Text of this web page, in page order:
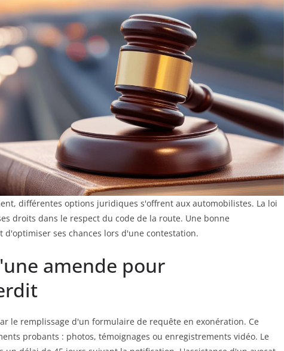
différentes options juridiques s'offrent aux automobilistes. La loi
droits dans le respect du code de la route. Une bonne
ses chances lors d'une contestation.
amende pour
le remplissage d'un formulaire de requête en exonération. Ce
probants : photos, témoignages ou enregistrements vidéo. Le